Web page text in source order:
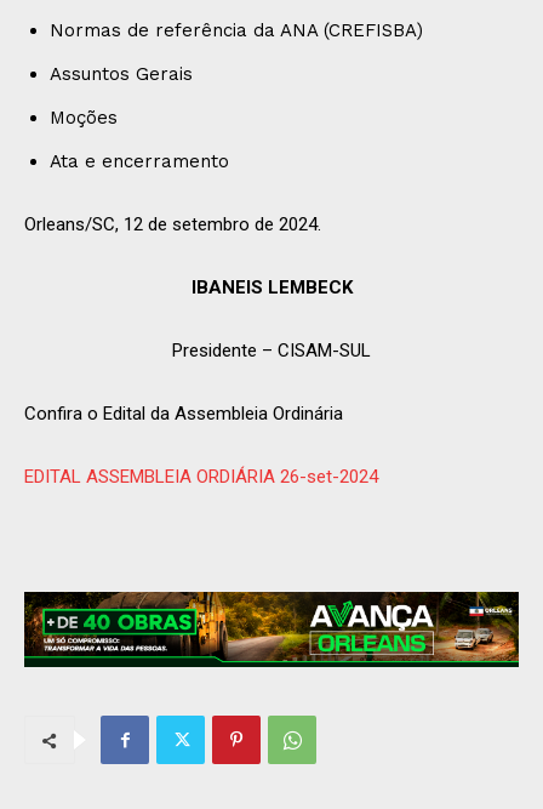
Normas de referência da ANA (CREFISBA)
Assuntos Gerais
Moções
Ata e encerramento
Orleans/SC, 12 de setembro de 2024.
IBANEIS LEMBECK
Presidente – CISAM-SUL
Confira o Edital da Assembleia Ordinária
EDITAL ASSEMBLEIA ORDIÁRIA 26-set-2024